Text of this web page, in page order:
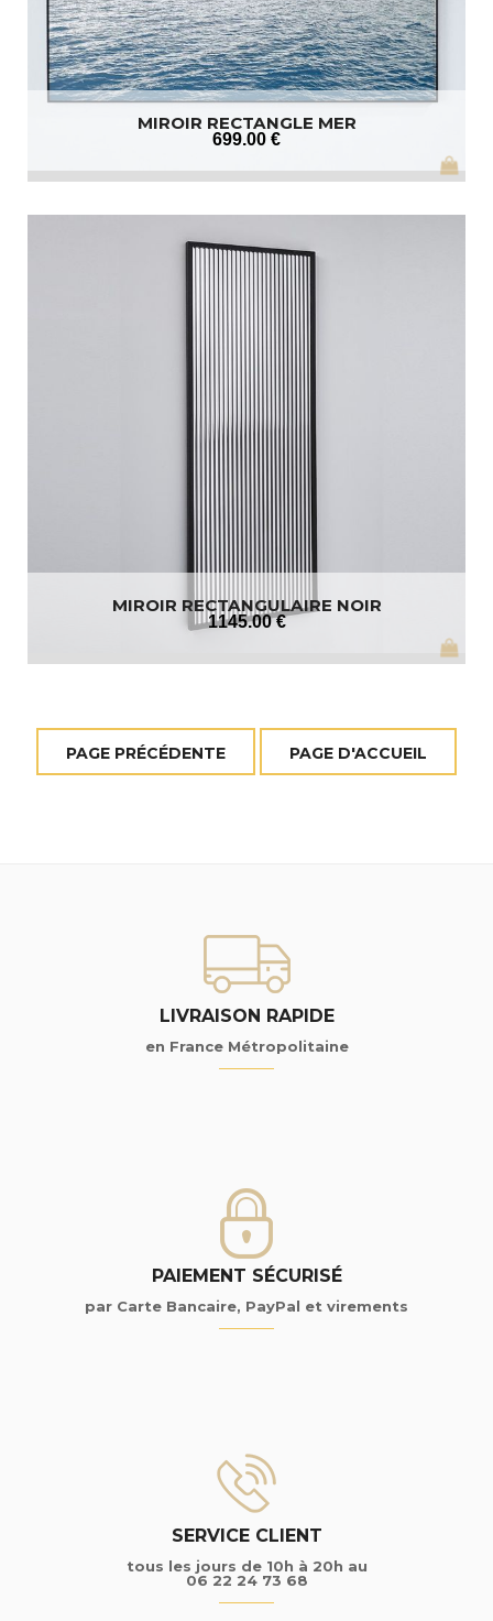
MIROIR RECTANGLE MER
699.00 €
MIROIR RECTANGULAIRE NOIR
1145.00 €
LIVRAISON RAPIDE
en France Métropolitaine
PAIEMENT SÉCURISÉ
par Carte Bancaire, PayPal et virements
SERVICE CLIENT
tous les jours de 10h à 20h au
06 22 24 73 68